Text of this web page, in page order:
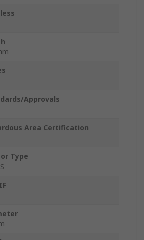
Approvals
Area Certification
Type